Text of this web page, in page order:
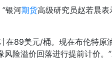
银河期货高级研究员赵若晨
在89美元/桶。现在布伦特原
险溢价回落进行提前计价。